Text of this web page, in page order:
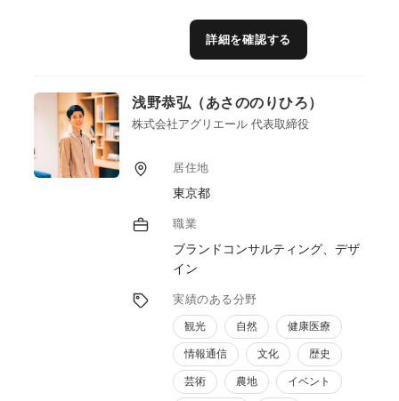
ました。＊生産者様をお招きをして食事会も
幾度と開催してきました。現在、沖縄本島を
レーション含め)、生産者様の食材を商品開
発(物販、飲食等)に携わっております。その
出事業アドバイザーとして生産者様と飲食店
をつなげるイベントやキッチンカー試食付き
産地ツアー、沖縄の魅力発信、継承等を行っ
ております。食の大切さ、食を通じて地域、
社会にこの経験を活かしたい、お役に立ちた
いと考えております。
詳細を確認する
浅野恭弘（あさののりひろ）
株式会社アグリエール 代表取締役
居住地
東京都
職業
ブランドコンサルティング、デザ
イン
実績のある分野
観光 自然 健康医療
情報通信 文化 歴史
芸術 農地 イベント